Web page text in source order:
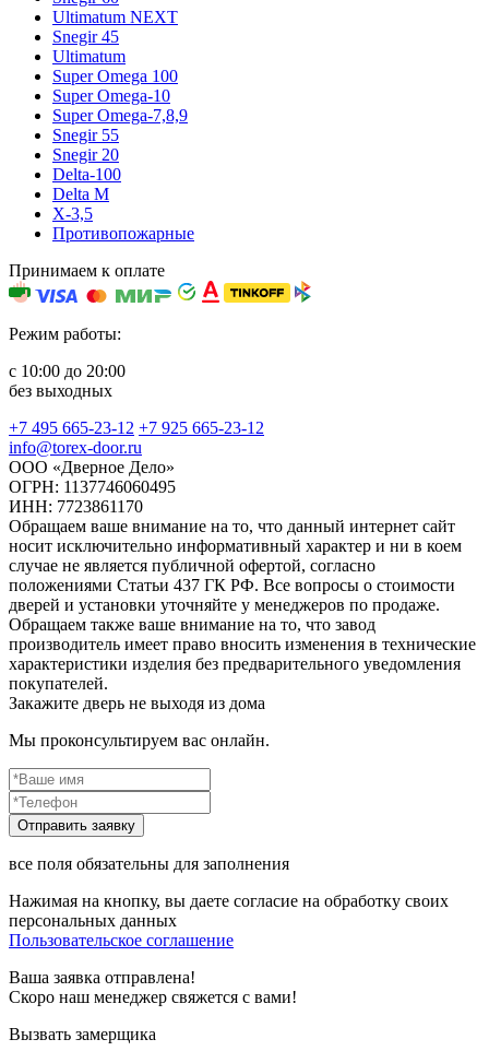
Ultimatum NEXT
Snegir 45
Ultimatum
Super Omega 100
Super Omega-10
Super Omega-7,8,9
Snegir 55
Snegir 20
Delta-100
Delta M
X-3,5
Противопожарные
Принимаем к оплате
Режим работы:
с 10:00 до 20:00
без выходных
+7 495 665-23-12 +7 925 665-23-12
info@torex-door.ru
ООО «Дверное Дело»
ОГРН: 1137746060495
ИНН: 7723861170
Обращаем ваше внимание на то, что данный интернет сайт
носит исключительно информативный характер и ни в коем
случае не является публичной офертой, согласно
положениями Статьи 437 ГК РФ. Все вопросы о стоимости
дверей и установки уточняйте у менеджеров по продаже.
Обращаем также ваше внимание на то, что завод
производитель имеет право вносить изменения в технические
характеристики изделия без предварительного уведомления
покупателей.
Закажите дверь не выходя из дома
Мы проконсультируем вас онлайн.
все поля обязательны для заполнения
Нажимая на кнопку, вы даете согласие на обработку своих
персональных данных
Пользовательское соглашение
Ваша заявка отправлена!
Скоро наш менеджер свяжется с вами!
Вызвать замерщика